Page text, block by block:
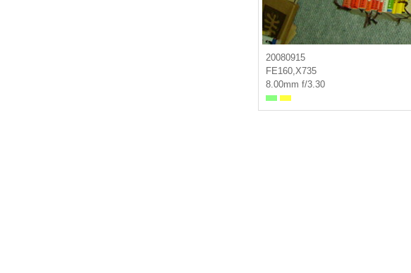
20080915
FE160,X735
8.00mm f/3.30